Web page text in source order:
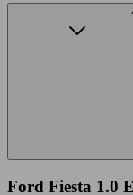
Ford Fiesta 1.0